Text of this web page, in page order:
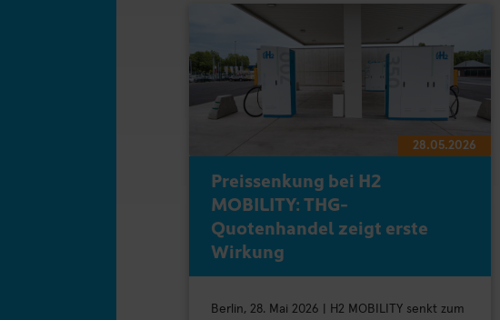
28.05.2026
Preissenkung bei H2
MOBILITY: THG-
Quotenhandel zeigt erste
Wirkung
Berlin, 28. Mai 2026 | H2 MOBILITY senkt zum